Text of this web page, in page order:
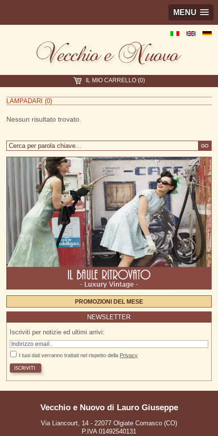
MENU
IL MIO CARRELLO (0)
LAMPADARI (0)
Nessun risultato trovato.
PROMOZIONI DEL MESE
NEWSLETTER
Iscriviti per notizie ed ultimi arrivi:
I tuoi dati verranno trattati nel rispetto della Privacy
Vecchio e Nuovo di Lauro Giuseppe
Via Liancourt, 14 - 22077 Olgiate Comasco (CO)
P.IVA 01492540131